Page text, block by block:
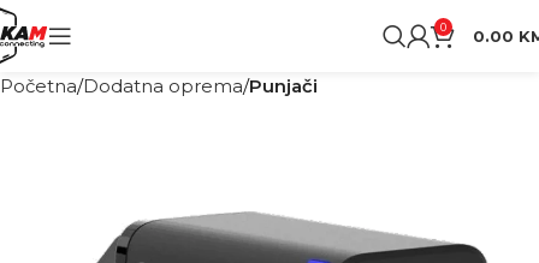
0 0.00
Početna Dodatna oprema Punjači